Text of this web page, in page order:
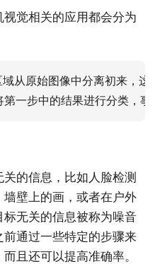
觉相关的应用都会分为
从原始图像中分离初来，这
的信息，比如人脸检测
壁上的画，或者在户外
无关的信息被称为噪音
通过一些特定的步骤来
且还可以提高准确率。